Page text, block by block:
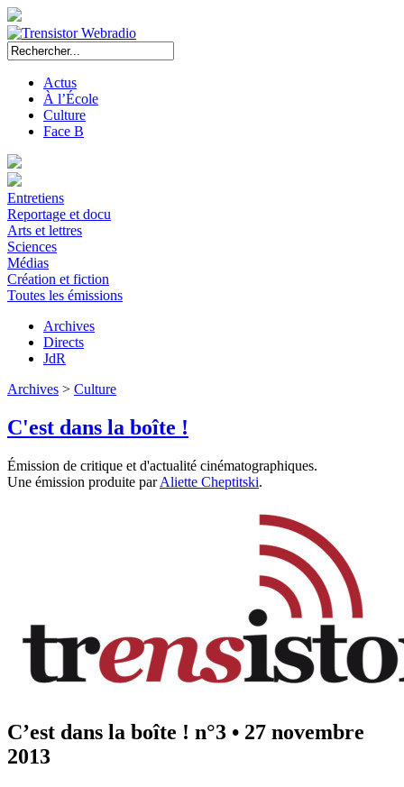
Actus
À l’École
Culture
Face B
Entretiens
Reportage et docu
Arts et lettres
Sciences
Médias
Création et fiction
Toutes les émissions
Archives
Directs
JdR
Archives > Culture
C'est dans la boîte !
Émission de critique et d'actualité cinématographiques.
Une émission produite parAliette Cheptitski.
C’est dans la boîte ! n°3 • 27 novembre
2013